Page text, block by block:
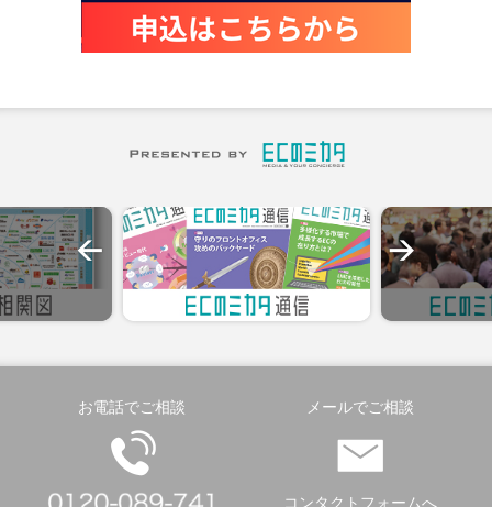
お電話でご相談 メールでご相談
コンタクトフォームへ